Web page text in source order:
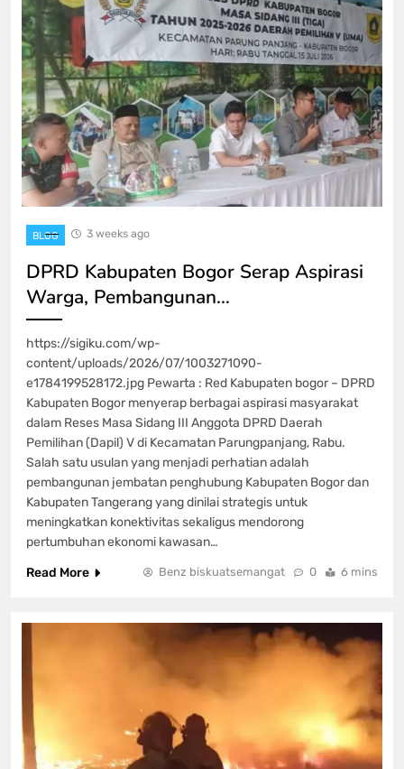
BLOG 3 weeks ago
DPRD Kabupaten Bogor Serap Aspirasi
Warga, Pembangunan…
https://sigiku.com/wp-
content/uploads/2026/07/1003271090-
e1784199528172.jpg Pewarta : Red Kabupaten bogor – DPRD
Kabupaten Bogor menyerap berbagai aspirasi masyarakat
dalam Reses Masa Sidang III Anggota DPRD Daerah
Pemilihan (Dapil) V di Kecamatan Parungpanjang, Rabu.
Salah satu usulan yang menjadi perhatian adalah
pembangunan jembatan penghubung Kabupaten Bogor dan
Kabupaten Tangerang yang dinilai strategis untuk
meningkatkan konektivitas sekaligus mendorong
pertumbuhan ekonomi kawasan…
Read More
Benz biskuatsemangat 0 6 mins